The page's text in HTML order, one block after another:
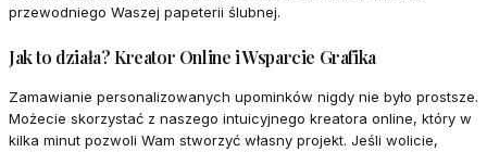
przewodniego Waszej papeterii ślubnej.
Jak to działa? Kreator Online i Wsparcie Grafika
Zamawianie personalizowanych upominków nigdy nie było prostsze.
Możecie skorzystać z naszego intuicyjnego kreatora online, który w
kilka minut pozwoli Wam stworzyć własny projekt. Jeśli wolicie,